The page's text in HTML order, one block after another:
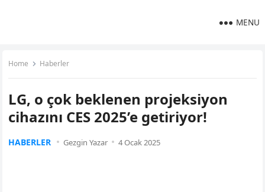
MENU
Home Haberler
LG, o çok beklenen projeksiyon
cihazını CES 2025’e getiriyor!
HABERLER Gezgin Yazar 4 Ocak 2025